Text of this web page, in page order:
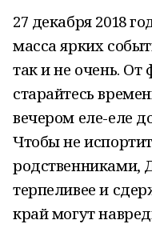
27 декабря 2018
масса ярких
так и не очень. От
старайтесь
вечером еле-еле
Чтобы не
родственниками,
терпеливее и
край могут